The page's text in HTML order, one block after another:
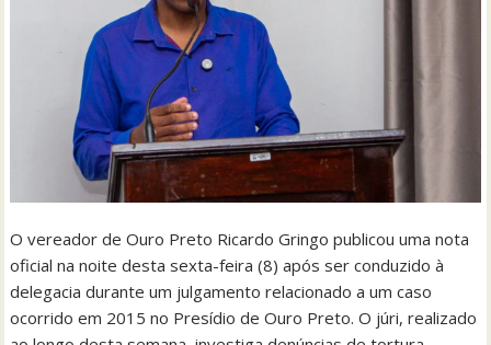
O vereador de Ouro Preto Ricardo Gringo publicou uma nota
oficial na noite desta sexta-feira (8) após ser conduzido à
delegacia durante um julgamento relacionado a um caso
ocorrido em 2015 no Presídio de Ouro Preto. O júri, realizado